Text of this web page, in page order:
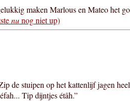
maken Marlous en Mateo het
nunog niet up)
de stuipen op het kattenlijf jagen
Tip dijntjes étâh.”